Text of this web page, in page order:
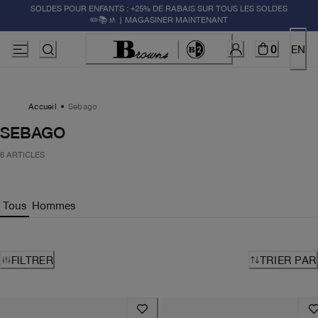
SOLDES POUR ENFANTS : +25% DE RABAIS SUR TOUS LES SOLDES
✏️📚🚸 | MAGASINER MAINTENANT
0 EN
Accueil Sebago
SEBAGO
6 ARTICLES
Tous Hommes
FILTRER TRIER PAR